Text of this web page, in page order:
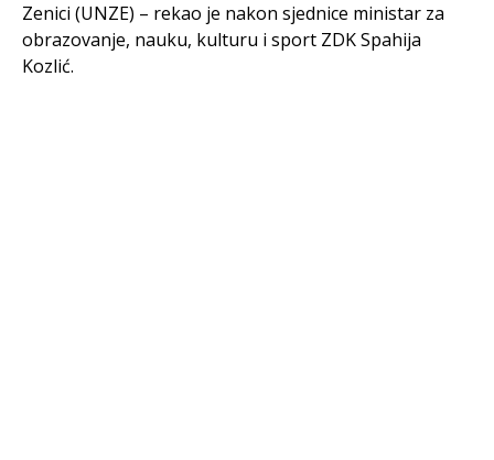
Zenici (UNZE) – rekao je nakon sjednice ministar za
obrazovanje, nauku, kulturu i sport ZDK Spahija
Kozlić.